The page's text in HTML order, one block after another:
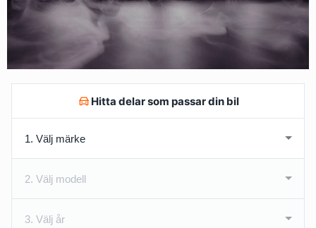
Hitta delar som passar din bil